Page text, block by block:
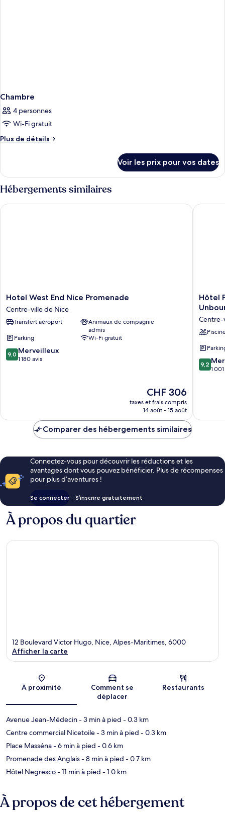
Chambre
4 personnes
Wi-Fi gratuit
Plus de détails
Plus
le
type
de
Chambre
Voir les prix pour vos dates
Hébergements similaires
Hotel
West
End
Nice
Centre-
ville
de
Hotel West End Nice Promenade
Centre-ville de Nice
Transfert aéroport
Animaux de compagnie
admis
Parking
Wi-Fi gratuit
9.0
sur
9,0 Merveilleux
1 180 avis
Le
nouveau
prix
de
CHF 306
taxes et frais compris
14 août - 15 août
Hotel West End Nice Promenade
Hôtel
Palais
la
The
Nice
Hôtel
Centre-
9.2
sur
9,2
1
Hôtel
Comparer des hébergements similaires
Connectez-vous pour découvrir les réductions et les
avantages dont vous pouvez bénéficier. Plus de récompenses
pour plus d’aventures !
Se connecter S’inscrire gratuitement
À propos du quartier
Carte
12 Boulevard Victor Hugo, Nice, Alpes-Maritimes, 6000
Afficher la carte
À proximité
Comment se
déplacer
Restaurants
Avenue Jean-Médecin- 3 min à pied - 0.3 km
Centre commercial Nicetoile- 3 min à pied - 0.3 km
Place Masséna- 6 min à pied - 0.6 km
Promenade des Anglais- 8 min à pied - 0.7 km
Hôtel Negresco- 11 min à pied - 1.0 km
À propos de cet hébergement